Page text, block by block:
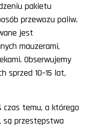
pakietu
przewozu paliw.
jest
mauzerami,
Obserwujemy
sprzed 10–15 lat,
czas temu, a którego
są przestępstwa